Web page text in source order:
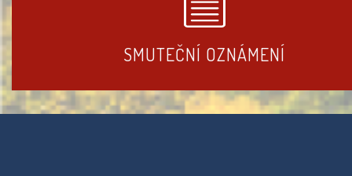
SMUTEČNÍ OZNÁMENÍ